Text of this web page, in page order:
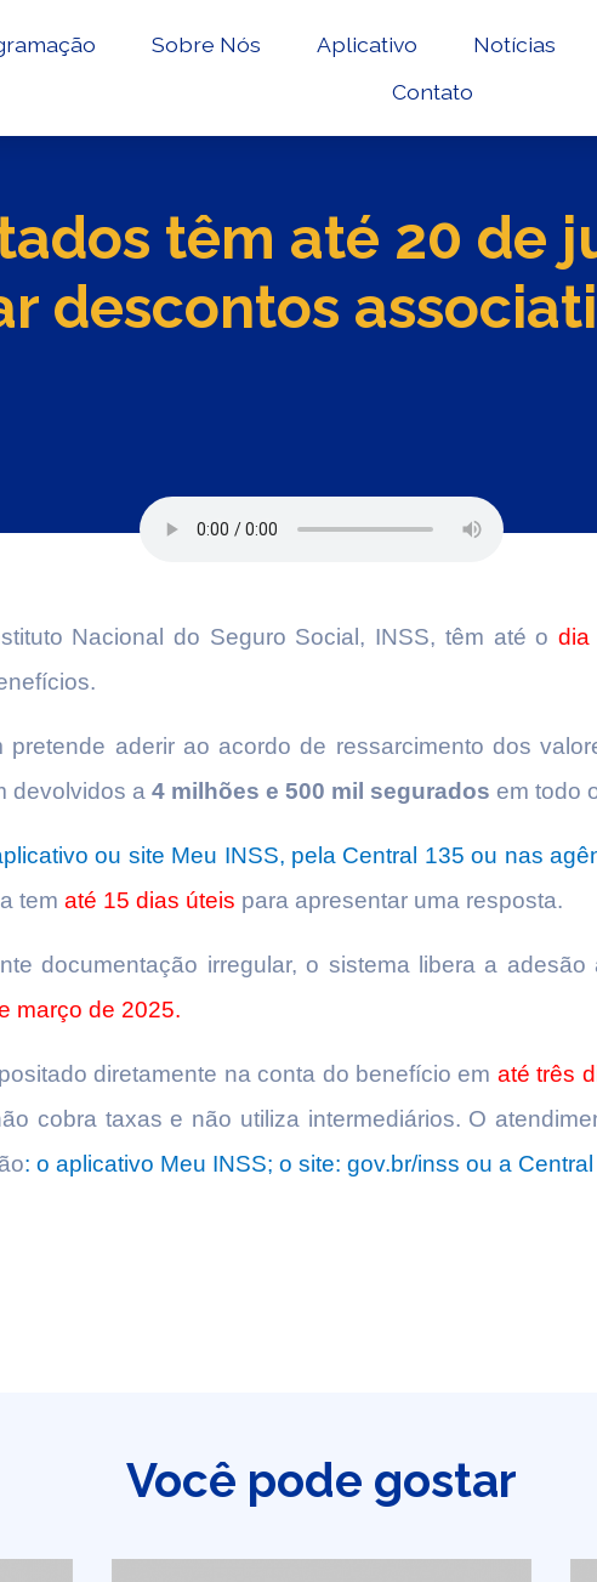
Sobre Nós Aplicativo Notícias
Contato
têm até 20 de
descontos
Nacional do Seguro Social, INSS, têm até o dia
aderir ao acordo de ressarcimento dos
devolvidos a 4 milhões e 500 mil segurados em todo
ou site Meu INSS, pela Central 135 ou nas
tem até 15 dias úteis para apresentar uma resposta.
documentação irregular, o sistema libera a
março de 2025.
diretamente na conta do benefício em até três
cobra taxas e não utiliza intermediários. O
: o aplicativo Meu INSS; o site: gov.br/inss ou a
Você pode gostar